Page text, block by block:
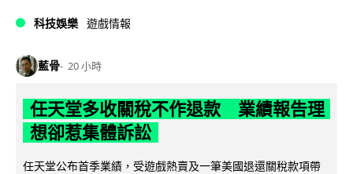
科技娛樂 遊戲情報
藍骨 20 小時
任天堂多收關稅不作退款 業績報告理
想卻惹集體訴訟
任天堂公布首季業績，受遊戲熱賣及一筆美國退還關稅款項帶